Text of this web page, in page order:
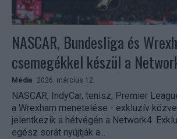
NASCAR, Bundesliga és
csemegékkel készül a
Média 2026. március 12.
NASCAR, IndyCar, tenisz, Premier
a Wrexham menetelése - exkluzív
jelentkezik a hétvégén a Network4.
egész sorát nyújtják a...